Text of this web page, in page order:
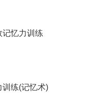
忆力训练
练(记忆术)